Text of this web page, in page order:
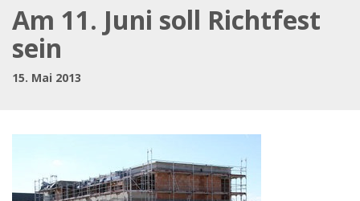
Am 11. Juni soll Richtfest
sein
15. Mai 2013